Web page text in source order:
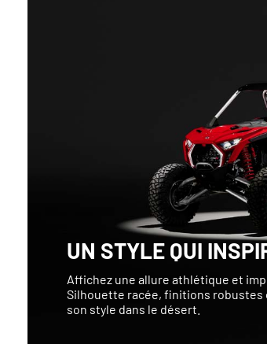
UN STYLE QUI
Affichez une allure athlétique et
Silhouette racée, finitions robustes
son style dans le désert.